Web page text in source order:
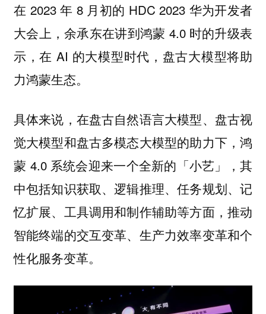
在 2023 年 8 月初的 HDC 2023 华为开发者
大会上，余承东在讲到鸿蒙 4.0 时的升级表
示，在 AI 的大模型时代，盘古大模型将助
力鸿蒙生态。
具体来说，在盘古自然语言大模型、盘古视
觉大模型和盘古多模态大模型的助力下，鸿
蒙 4.0 系统会迎来一个全新的「小艺」，其
中包括知识获取、逻辑推理、任务规划、记
忆扩展、工具调用和制作辅助等方面，推动
智能终端的交互变革、生产力效率变革和个
性化服务变革。